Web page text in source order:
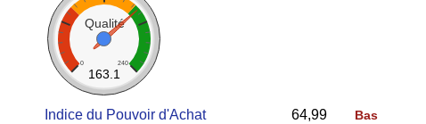
Qualité
0 240
163.1
Indice du Pouvoir d'Achat 64,99 Bas